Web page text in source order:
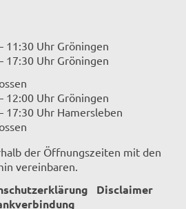
11:30 Uhr Gröningen
17:30 Uhr Gröningen
12:00 Uhr Gröningen
17:30 Uhr Hamersleben
der Öffnungszeiten mit den
vereinbaren.
Disclaimer